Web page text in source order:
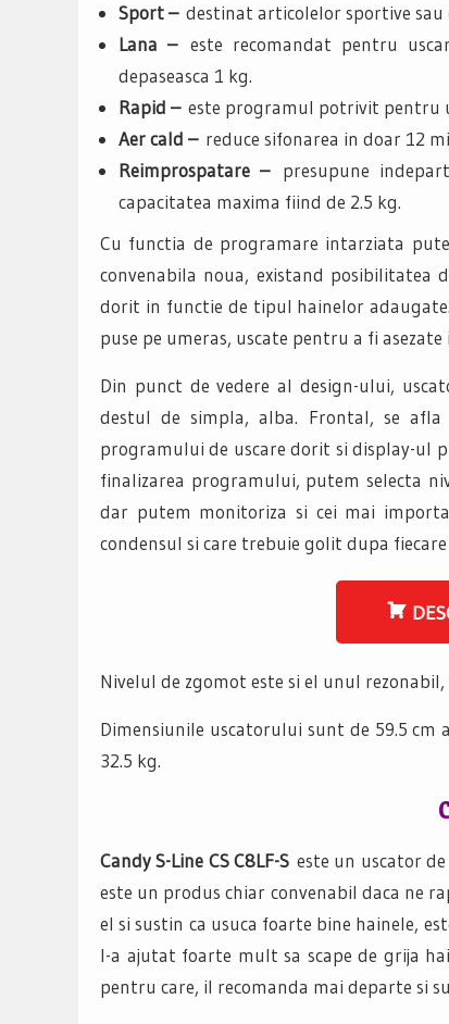
Sport – destinat articolelor sportive sau
Lana – este recomandat pentru
depaseasca 1 kg.
Rapid – este programul potrivit pentru
Aer cald – reduce sifonarea in doar 12
Reimprospatare – presupune
capacitatea maxima fiind de 2.5 kg.
Cu functia de programare intarziata
convenabila noua, existand posibilitatea
dorit in functie de tipul hainelor
puse pe umeras, uscate pentru a fi
Din punct de vedere al design-ului,
destul de simpla, alba. Frontal, se
programului de uscare dorit si display-ul
finalizarea programului, putem selecta
dar putem monitoriza si cei mai
condensul si care trebuie golit dupa
Nivelul de zgomot este si el unul rezonabil,
Dimensiunile uscatorului sunt de 59.5
32.5 kg.
Candy S-Line CS C8LF-Seste un uscator
este un produs chiar convenabil daca ne
el si sustin ca usuca foarte bine hainele,
I-a ajutat foarte mult sa scape de grija
pentru care, il recomanda mai departe si